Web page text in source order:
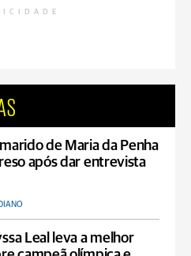
de Maria da Penha
após dar entrevista
Leal leva a melhor